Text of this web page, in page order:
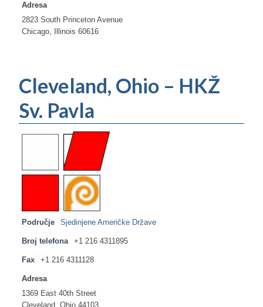
Adresa
2823 South Princeton Avenue
Chicago, Illinois 60616
Cleveland, Ohio – HKŽ
Sv. Pavla
Područje Sjedinjene Američke Države
Broj telefona +1 216 4311895
Fax +1 216 4311128
Adresa
1369 East 40th Street
Cleveland, Ohio 44103